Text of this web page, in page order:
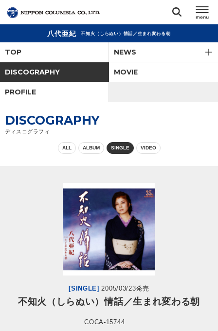
閉じる
アーティスト
ジャンル
お問い合わせ
閉じる
八代亜紀 不知火（しらぬい）情話／生まれ変わる朝
TOP NEWS
DISCOGRAPHY MOVIE
PROFILE
DISCOGRAPHY
ディスコグラフィ
ALL ALBUM SINGLE VIDEO
[SINGLE] 2005/03/23発売
不知火（しらぬい）情話／生まれ変わる朝
COCA-15744